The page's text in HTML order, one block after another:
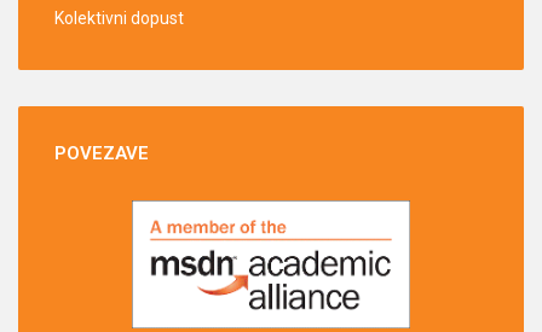
Kolektivni dopust
POVEZAVE